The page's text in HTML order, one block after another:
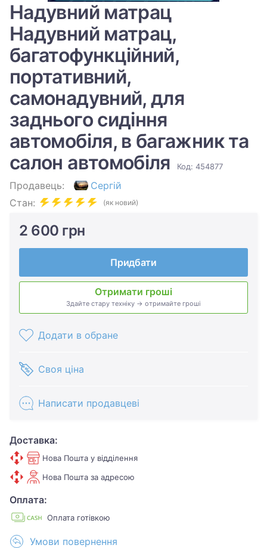
Надувний матрац
Надувний матрац,
багатофункційний,
портативний,
самонадувний, для
заднього сидіння
автомобіля, в багажник та
салон автомобіля
Код: 454877
Продавець:
Сергій
Стан:
(як новий)
2 600 грн
Придбати
Отримати гроші
Здайте стару техніку → отримайте гроші
Додати в обране
Своя ціна
Написати продавцеві
Доставка:
Нова Пошта у відділення
Нова Пошта за адресою
Оплата:
Оплата готівкою
Умови повернення